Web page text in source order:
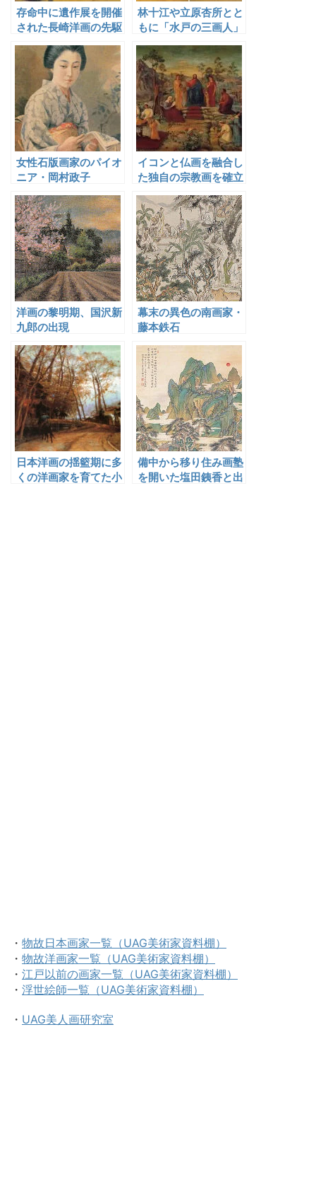
存命中に遺作展を開催
された長崎洋画の先駆
林十江や立原杏所とと
もに「水戸の三画人」
萩谷セン喬
女性石版画家のパイオ
ニア・岡村政子
イコンと仏画を融合し
た独自の宗教画を確立
洋画の黎明期、国沢新
九郎の出現
幕末の異色の南画家・
藤本鉄石
日本洋画の揺籃期に多
くの洋画家を育てた小
備中から移り住み画塾
を開いた塩田銕香と出
・ 物故日本画家一覧（UAG美術家資料棚）
・ 物故洋画家一覧（UAG美術家資料棚）
・ 江戸以前の画家一覧（UAG美術家資料棚）
・ 浮世絵師一覧（UAG美術家資料棚）
・ UAG美人画研究室